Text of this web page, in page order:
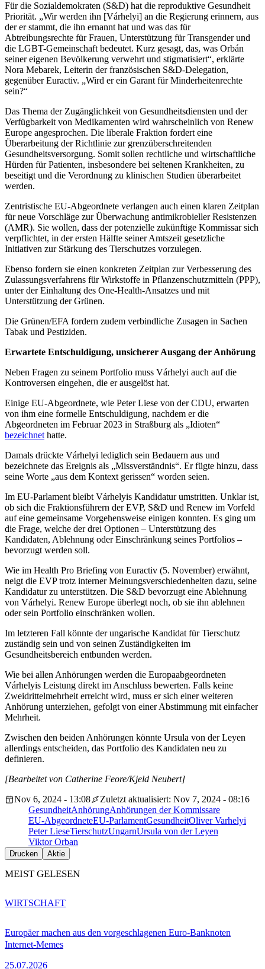
Für die Sozialdemokraten (S&D) hat die reproduktive Gesundheit
Priorität. „Wir werden ihn [Várhelyi] an die Regierung erinnern, aus
der er stammt, die ihn ernannt hat und was das für
Abtreibungsrechte für Frauen, Unterstützung für Transgender und
die LGBT-Gemeinschaft bedeutet. Kurz gesagt, das, was Orbán
seiner eigenen Bevölkerung verwehrt und stigmatisiert“, erklärte
Nora Mebarek, Leiterin der französischen S&D-Delegation,
gegenüber Euractiv. „Wird er ein Garant für Minderheitenrechte
sein?“
Das Thema der Zugänglichkeit von Gesundheitsdiensten und der
Verfügbarkeit von Medikamenten wird wahrscheinlich von Renew
Europe angesprochen. Die liberale Fraktion fordert eine
Überarbeitung der Richtlinie zur grenzüberschreitenden
Gesundheitsversorgung. Somit sollen rechtliche und wirtschaftliche
Hürden für Patienten, insbesondere bei seltenen Krankheiten, zu
beseitigt und die Verordnung zu klinischen Studien überarbeitet
werden.
Zentristische EU-Abgeordnete verlangen auch einen klaren Zeitplan
für neue Vorschläge zur Überwachung antimikrobieller Resistenzen
(AMR). Sie wollen, dass der potenzielle zukünftige Kommissar sich
verpflichtet, in der ersten Hälfte seiner Amtszeit gesetzliche
Initiativen zur Stärkung des Tierschutzes vorzulegen.
Ebenso fordern sie einen konkreten Zeitplan zur Verbesserung des
Zulassungsverfahrens für Wirkstoffe in Pflanzenschutzmitteln (PPP),
unter der Einhaltung des One-Health-Ansatzes und mit
Unterstützung der Grünen.
Die Grünen/EFA fordern zudem verbindliche Zusagen in Sachen
Tabak und Pestiziden.
Erwartete Entschuldigung, unsicherer Ausgang der Anhörung
Neben Fragen zu seinem Portfolio muss Várhelyi auch auf die
Kontroversen eingehen, die er ausgelöst hat.
Einige EU-Abgeordnete, wie Peter Liese von der CDU, erwarten
von ihm eine formelle Entschuldigung, nachdem er die
Abgeordneten im Februar 2023 in Straßburg als „Idioten“
bezeichnet hatte.
Damals drückte Várhelyi lediglich sein Bedauern aus und
bezeichnete das Ereignis als „Missverständnis“. Er fügte hinzu, dass
seine Worte „aus dem Kontext gerissen“ worden seien.
Im EU-Parlament bleibt Várhelyis Kandidatur umstritten. Unklar ist,
ob sich die Fraktionsführern der EVP, S&D und Renew im Vorfeld
auf eine gemeinsame Vorgehensweise einigen konnten. Es ging um
die Frage, welche der drei Optionen – Unterstützung des
Kandidaten, Ablehnung oder Einschränkung seines Portfolios –
bevorzugt werden soll.
Wie im Health Pro Briefing von Euractiv (5. November) erwähnt,
neigt die EVP trotz interner Meinungsverschiedenheiten dazu, seine
Kandidatur zu unterstützen. Die S&D bevorzugt eine Ablehnung
von Várhelyi. Renew Europe überlegt noch, ob sie ihn ablehnen
oder sein Portfolio einschränken wollen.
Im letzteren Fall könnte der ungarische Kandidat für Tierschutz
zuständig sein und von seinen Zuständigkeiten im
Gesundheitsbereich entbunden werden.
Wie bei allen Anhörungen werden die Europaabgeordneten
Várhelyis Leistung direkt im Anschluss bewerten. Falls keine
Zweidrittelmehrheit erreicht wird, muss er sich einer weiteren
Anhörung unterziehen, gefolgt von einer Abstimmung mit einfacher
Mehrheit.
Zwischen den beiden Anhörungen könnte Ursula von der Leyen
allerdings entscheiden, das Portfolio des Kandidaten neu zu
definieren.
[Bearbeitet von Catherine Feore/Kjeld Neubert]
Nov 6, 2024 - 13:08
Zuletzt aktualisiert: Nov 7, 2024 - 08:16
GesundheitAnhörungAnhörungen der Kommissare
EU-AbgeordneteEU-ParlamentGesundheitOliver Varhelyi
Peter LieseTierschutzUngarnUrsula von der Leyen
Viktor Orban
Drucken Aktie
MEIST GELESEN
Europäer machen aus den vorgeschlagenen Euro-Banknoten
Internet-Memes
25.07.2026
WIRTSCHAFT